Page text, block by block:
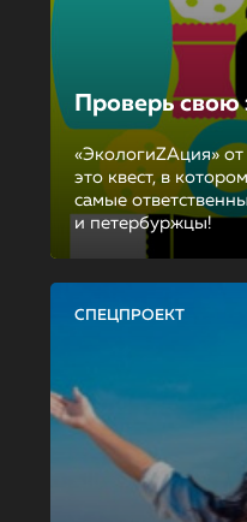
Проверь свою
«ЭкологиZAция»
это квест, в
самые
и петербуржцы!
СПЕЦПРОЕКТ